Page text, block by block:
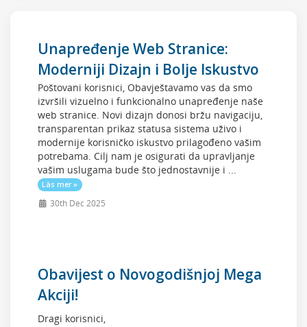
Unapređenje Web Stranice:
Moderniji Dizajn i Bolje Iskustvo
Poštovani korisnici, Obavještavamo vas da smo
izvršili vizuelno i funkcionalno unapređenje naše
web stranice. Novi dizajn donosi bržu navigaciju,
transparentan prikaz statusa sistema uživo i
modernije korisničko iskustvo prilagođeno vašim
potrebama. Cilj nam je osigurati da upravljanje
vašim uslugama bude što jednostavnije i ...
Läs mer »
30th Dec 2025
Obavijest o Novogodišnjoj Mega
Akciji!
Dragi korisnici,